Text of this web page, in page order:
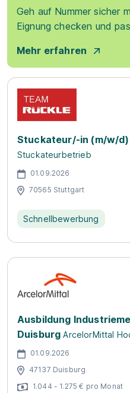
Geh auf Nummer sicher
Eignung checken und
Mehr erfahren
Stuckateur/-in (m/w/d)
Stuckateurbetrieb
01.09.2026
70565 Stuttgart
Schnellbewerbung
Ausbildung
Duisburg ArcelorMittal
01.09.2026
47137 Duisburg
1.044 - 1.275 € pro Monat